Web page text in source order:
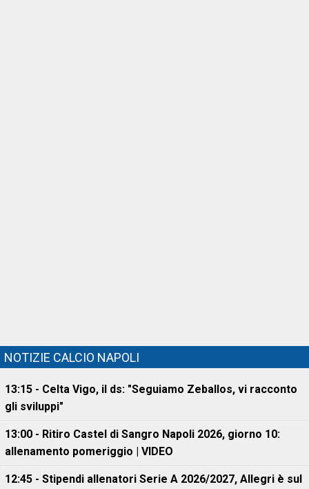
NOTIZIE CALCIO NAPOLI
13:15 - Celta Vigo, il ds: "Seguiamo Zeballos, vi racconto
gli sviluppi"
13:00 - Ritiro Castel di Sangro Napoli 2026, giorno 10:
allenamento pomeriggio | VIDEO
12:45 - Stipendi allenatori Serie A 2026/2027, Allegri è sul